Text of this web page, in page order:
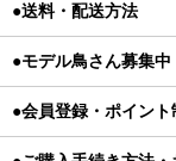
●送料・配送方法
●モデル鳥さん募集中
●会員登録・ポイント